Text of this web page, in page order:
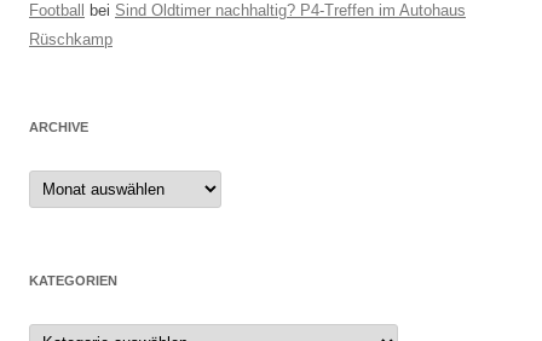
Football
bei Sind Oldtimer nachhaltig? P4-Treffen im Autohaus
Rüschkamp
ARCHIVE
Archive
KATEGORIEN
Kategorien